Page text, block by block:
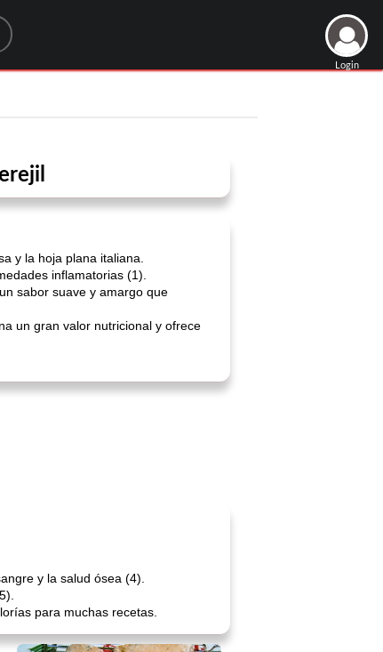
Login
y la hoja plana italiana.
inflamatorias (1).
sabor suave y amargo que
un gran valor nutricional y ofrece
y la salud ósea (4).
para muchas recetas.